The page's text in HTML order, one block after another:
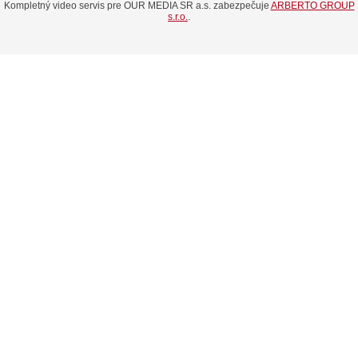
Kompletný video servis pre OUR MEDIA SR a.s. zabezpečuje ARBERTO GROUP
s.r.o..